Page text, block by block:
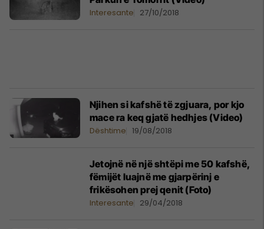
Interesante 27/10/2018
Njihen si kafshë të zgjuara, por kjo
mace ra keq gjatë hedhjes (Video)
Dështime 19/08/2018
Jetojnë në një shtëpi me 50 kafshë,
fëmijët luajnë me gjarpërinj e
frikësohen prej qenit (Foto)
Interesante 29/04/2018